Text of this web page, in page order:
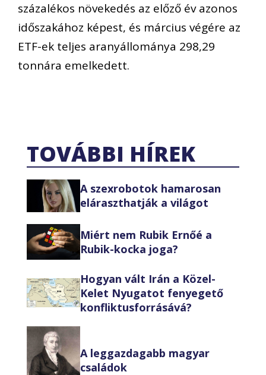
százalékos növekedés az előző év azonos
időszakához képest, és március végére az
ETF-ek teljes aranyállománya 298,29
tonnára emelkedett.
TOVÁBBI HÍREK
A szexrobotok hamarosan
eláraszthatják a világot
Miért nem Rubik Ernőé a
Rubik-kocka joga?
Hogyan vált Irán a Közel-
Kelet Nyugatot fenyegető
konfliktusforrásává?
A leggazdagabb magyar
családok